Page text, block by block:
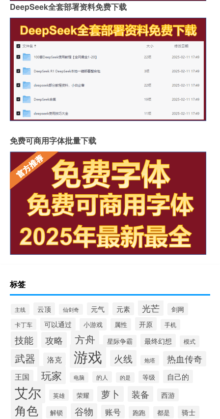
DeepSeek全套部署资料免费下载
免费可商用字体批量下载
标签
主线 云顶 仙剑奇 元气 元素 光芒 剑网
卡丁车 可以通过 小游戏 属性 开原 手机
技能 攻略 方舟 星际争霸 最终幻想 模式
武器 洛克 游戏 火线 炮塔 热血传奇
王国 玩家 电脑 的人 的是 等级 自己的
艾尔 英雄 荣耀 萝卜 装备 西游
角色 解锁 谷物 账号 跑跑 都是 骑士